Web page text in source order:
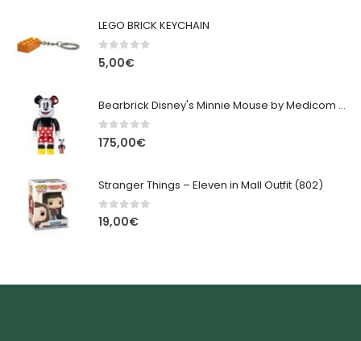
LEGO BRICK KEYCHAIN
0 out of 5
5,00€
Bearbrick Disney's Minnie Mouse by Medicom Toys
0out of 5
175,00€
Stranger Things – Eleven in Mall Outfit (802)
0out of 5
19,00€